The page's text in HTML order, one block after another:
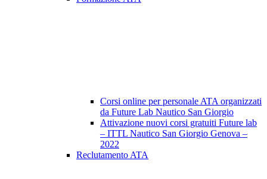
Corsi online per personale ATA organizzati
da Future Lab Nautico San Giorgio
Attivazione nuovi corsi gratuiti Future lab
– ITTL Nautico San Giorgio Genova –
2022
Reclutamento ATA